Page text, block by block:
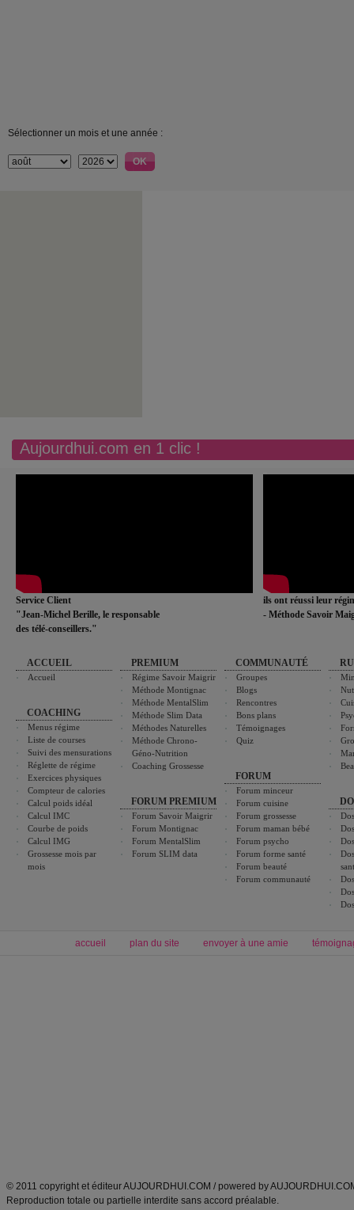
Sélectionner un mois et une année :
Aujourdhui.com en 1 clic !
Service Client
"Jean-Michel Berille, le responsable
des télé-conseillers."
ils ont réussi leur
- Méthode Savoir
ACCUEIL
Accueil
COACHING
Menus régime
Liste de courses
Suivi des mensurations
Réglette de régime
Exercices physiques
Compteur de calories
Calcul poids idéal
Calcul IMC
Courbe de poids
Calcul IMG
Grossesse mois par
mois
PREMIUM
Régime Savoir Maigrir
Méthode Montignac
Méthode MentalSlim
Méthode Slim Data
Méthodes Naturelles
Méthode Chrono-
Géno-Nutrition
Coaching Grossesse
FORUM PREMIUM
Forum Savoir Maigrir
Forum Montignac
Forum MentalSlim
Forum SLIM data
COMMUNAUTÉ
Groupes
Blogs
Rencontres
Bons plans
Témoignages
Quiz
FORUM
Forum minceur
Forum cuisine
Forum grossesse
Forum maman bébé
Forum psycho
Forum forme santé
Forum beauté
Forum communauté
accueil plan du site envoyer à une amie
© 2011 copyright et éditeur AUJOURDHUI.COM / powered by
Reproduction totale ou partielle interdite sans accord préalable.